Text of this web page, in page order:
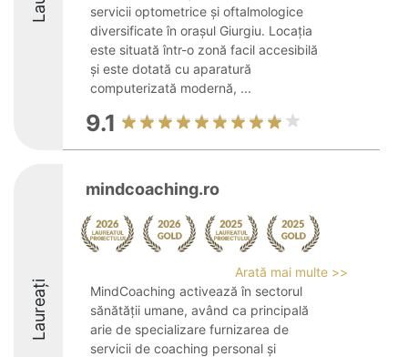
servicii optometrice și oftalmologice
diversificate în orașul Giurgiu. Locația
este situată într-o zonă facil accesibilă
și este dotată cu aparatură
computerizată modernă, ...
9.1
Laureați
mindcoaching.ro
Arată mai multe >>
MindCoaching activează în sectorul
sănătății umane, având ca principală
arie de specializare furnizarea de
servicii de coaching personal și